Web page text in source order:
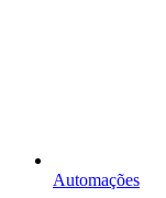
Automações